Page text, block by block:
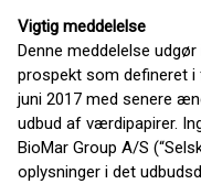
Vigtig meddelelse
Denne meddelelse
prospekt som defineret i
juni 2017 med senere
udbud af værdipapirer.
BioMar Group A/S
oplysninger i det